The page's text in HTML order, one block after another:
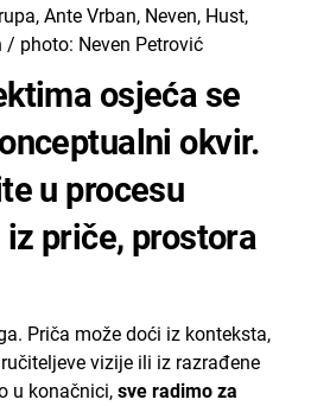
Ante Vrban, Neven, Hust,
/ photo: Neven Petrović
osjeća se
okvir.
u procesu
priče, prostora
Priča može doći iz konteksta,
vizije ili iz razrađene
u konačnici, sve radimo za